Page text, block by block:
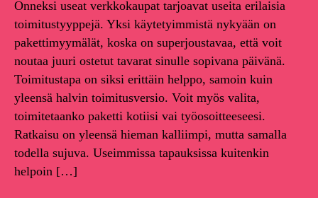
Onneksi useat verkkokaupat tarjoavat useita erilaisia
toimitustyyppejä. Yksi käytetyimmistä nykyään on
pakettimyymälät, koska on superjoustavaa, että voit
noutaa juuri ostetut tavarat sinulle sopivana päivänä.
Toimitustapa on siksi erittäin helppo, samoin kuin
yleensä halvin toimitusversio. Voit myös valita,
toimitetaanko paketti kotiisi vai työosoitteeseesi.
Ratkaisu on yleensä hieman kalliimpi, mutta samalla
todella sujuva. Useimmissa tapauksissa kuitenkin
helpoin […]